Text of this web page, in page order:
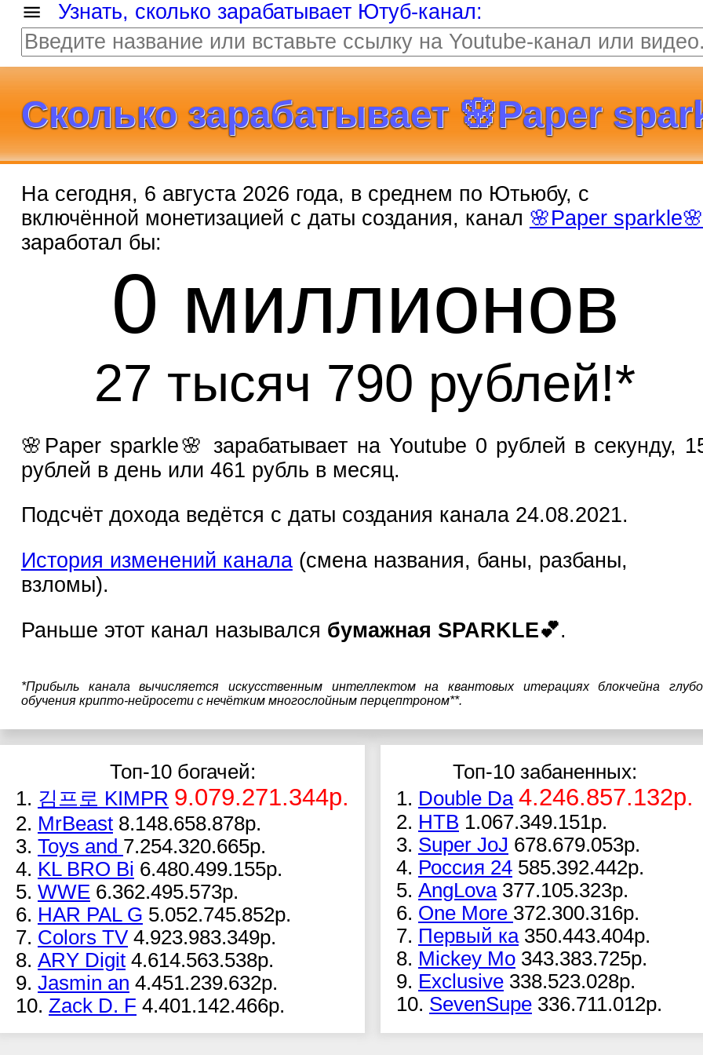
Узнать, сколько зарабатывает Ютуб-канал:
Сколько зарабатывает 🌸Paper
На сегодня, 6 августа 2026 года, в среднем по Ютьюбу, с
включённой монетизацией с даты создания, канал 🌸Paper sparkle🌸
заработал бы:
миллионов
27 тысяч 790 рублей!*
🌸Paper sparkle🌸 зарабатывает на Youtube 0 рублей в секунду,
рублей в день или 461 рубль в месяц.
Подсчёт дохода ведётся с даты создания канала 24.08.2021.
История изменений канала(смена названия, баны, разбаны,
взломы).
Раньше этот канал назывался бумажная SPARKLE💕.
*Прибыль канала вычисляется искусственным интеллектом на квантовых итерациях блокчейна
обучения крипто-нейросети с нечётким многослойным перцептроном**.
Топ-10 богачей:
1. 김프로 KIMPR 9.079.271.344р.
2. MrBeast 8.148.658.878р.
3. Toys and 7.254.320.665р.
4. KL BRO Bi 6.480.499.155р.
5. WWE 6.362.495.573р.
6. HAR PAL G 5.052.745.852р.
7. Colors TV 4.923.983.349р.
8. ARY Digit 4.614.563.538р.
9. Jasmin an 4.451.239.632р.
10. Zack D. F 4.401.142.466р.
Топ-10 забаненных:
1. Double Da 4.246.857.132р.
2. НТВ 1.067.349.151р.
3. Super JoJ 678.679.053р.
4. Россия 24 585.392.442р.
5. AngLova 377.105.323р.
6. One More 372.300.316р.
7. Первый ка 350.443.404р.
8. Mickey Mo 343.383.725р.
9. Exclusive 338.523.028р.
10. SevenSupe 336.711.012р.